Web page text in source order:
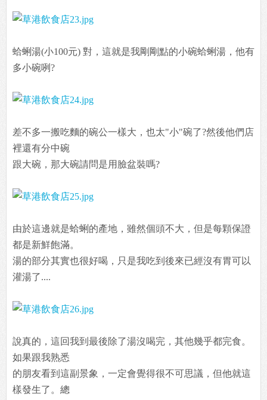
蛤蜊湯(小100元) 對，這就是我剛剛點的小碗蛤蜊湯，他有
多小碗咧?
差不多一搬吃麵的碗公一樣大，也太"小"碗了?然後他們店
裡還有分中碗
跟大碗，那大碗請問是用臉盆裝嗎?
由於這邊就是蛤蜊的產地，雖然個頭不大，但是每顆保證
都是新鮮飽滿。
湯的部分其實也很好喝，只是我吃到後來已經沒有胃可以
灌湯了....
說真的，這回我到最後除了湯沒喝完，其他幾乎都完食。
如果跟我熟悉
的朋友看到這副景象，一定會覺得很不可思議，但他就這
樣發生了。總